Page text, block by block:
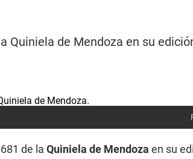
Quiniela de Mendoza en su
de la Quiniela de Mendoza en su